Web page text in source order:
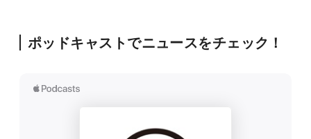
ポッドキャストでニュースをチェック！